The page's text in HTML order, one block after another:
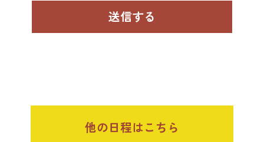
本方針における、「個人情報」とは、個人情報の保
護に関する法律に規定される「個人情報」及び当社
サービスの利用に係る情報に含まれる氏名、生年月
際に氏名、生年月日、住所、電話番号、メールアド
他の日程はこちら